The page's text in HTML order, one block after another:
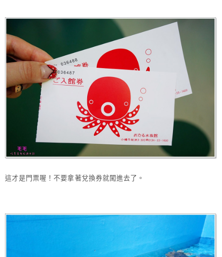
這才是門票喔！不要拿著兌換券就闖進去了。